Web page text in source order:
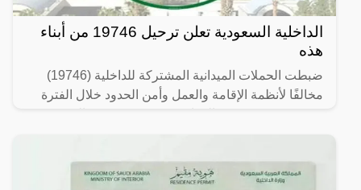
الداخلية السعودية تعلن ترحيل 19746 من أبناء
هذه
ضبطت الحملات الميدانية المشتركة للداخلية (19746)
مخالفًا لأنظمة الإقامة والعمل وأمن الحدود خلال الفترة